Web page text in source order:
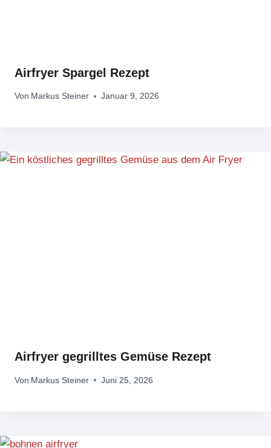
Airfryer Spargel Rezept
Von Markus Steiner Januar 9, 2026
Airfryer gegrilltes Gemüse Rezept
Von Markus Steiner Juni 25, 2026